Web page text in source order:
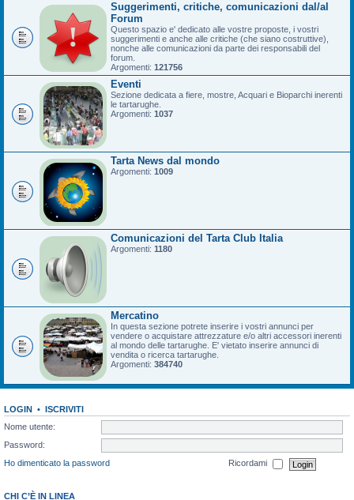
Suggerimenti, critiche, comunicazioni dal/al
Forum
Questo spazio e' dedicato alle vostre proposte, i vostri
suggerimenti e anche alle critiche (che siano costruttive),
nonche alle comunicazioni da parte dei responsabili del
forum.
Argomenti: 121756
Eventi
Sezione dedicata a fiere, mostre, Acquari e Bioparchi inerenti
le tartarughe.
Argomenti: 1037
Tarta News dal mondo
Argomenti: 1009
Comunicazioni del Tarta Club Italia
Argomenti: 1180
Mercatino
In questa sezione potrete inserire i vostri annunci per
vendere o acquistare attrezzature e/o altri accessori inerenti
al mondo delle tartarughe. E' vietato inserire annunci di
vendita o ricerca tartarughe.
Argomenti: 384740
LOGIN • ISCRIVITI
Nome utente:
Password:
Ho dimenticato la password
Ricordami
CHI C’È IN LINEA